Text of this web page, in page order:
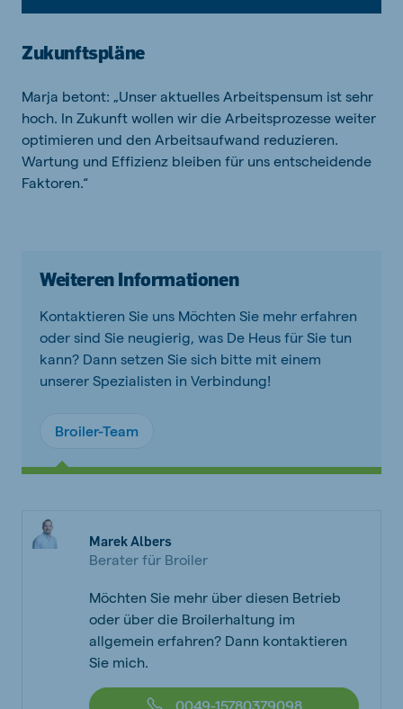
Zukunftspläne
Marja betont: „Unser aktuelles Arbeitspensum ist sehr
hoch. In Zukunft wollen wir die Arbeitsprozesse weiter
optimieren und den Arbeitsaufwand reduzieren.
Wartung und Effizienz bleiben für uns entscheidende
Faktoren.“
Weiteren Informationen
Kontaktieren Sie uns Möchten Sie mehr erfahren
oder sind Sie neugierig, was De Heus für Sie tun
kann? Dann setzen Sie sich bitte mit einem
unserer Spezialisten in Verbindung!
Broiler-Team
Marek Albers
Berater für Broiler
Möchten Sie mehr über diesen Betrieb
oder über die Broilerhaltung im
allgemein erfahren? Dann kontaktieren
Sie mich.
0049-15780379098